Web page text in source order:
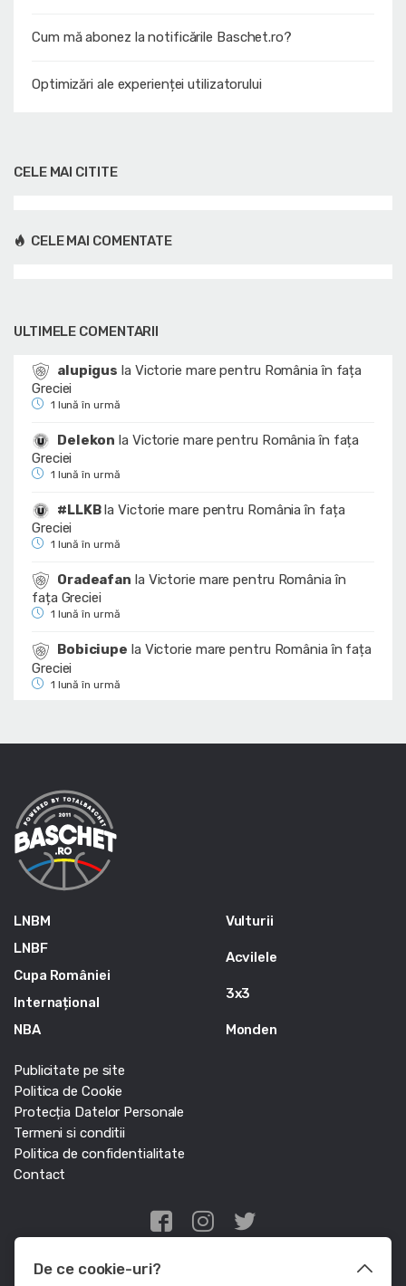
Cum mă abonez la notificările Baschet.ro?
Optimizări ale experienței utilizatorului
CELE MAI CITITE
CELE MAI COMENTATE
ULTIMELE COMENTARII
alupigus la Victorie mare pentru România în fața
Greciei
1 lună în urmă
Delekon la Victorie mare pentru România în fața
Greciei
1 lună în urmă
#LLKBlaVictorie mare pentru România în fața
Greciei
1 lună în urmă
Oradeafan la Victorie mare pentru România în
fața Greciei
1 lună în urmă
Bobiciupe la Victorie mare pentru România în fața
Greciei
1 lună în urmă
LNBM
LNBF
Cupa României
Internațional
NBA
Vulturii
Acvilele
3x3
Monden
Publicitate pe site
Politica de Cookie
Protecția Datelor Personale
Termeni si conditii
Politica de confidentialitate
Contact
Edris Digital Agency
De ce cookie-uri?